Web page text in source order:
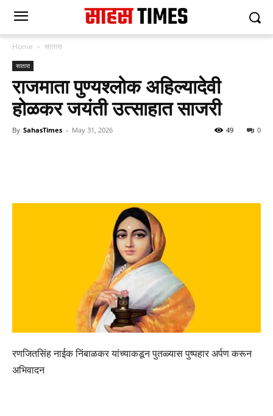
Home सातारा
सातारा
राजमाता पुण्यश्लोक अहिल्यादेवी
होळकर जयंती उत्साहात साजरी
By SahasTimes - May 31, 2026 0
49
रणजितसिंह नाईक निंबाळकर यांच्याकडून पुतळ्यास पुष्पहार अर्पण करून
अभिवादन